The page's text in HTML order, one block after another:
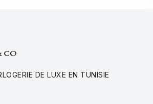
DE LUXE EN TUNISIE